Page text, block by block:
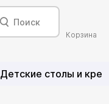
Корзина
Детские столы и